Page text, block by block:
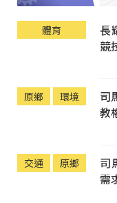
體育
長
競
原鄉 環境
司
教
交通 原鄉
司
需